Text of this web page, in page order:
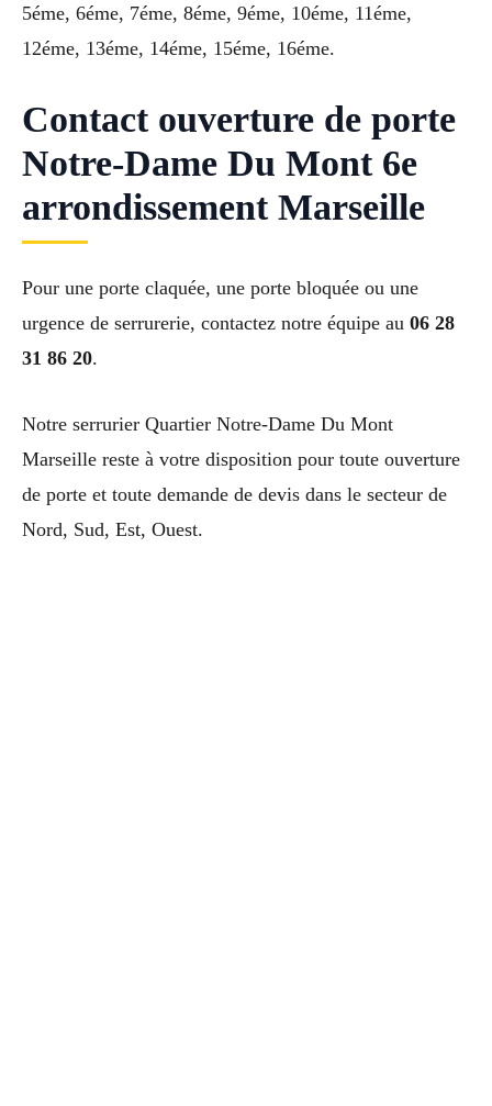
5éme, 6éme, 7éme, 8éme, 9éme, 10éme, 11éme,
12éme, 13éme, 14éme, 15éme, 16éme.
Contact ouverture de porte
Notre-Dame Du Mont 6e
arrondissement Marseille
Pour une porte claquée, une porte bloquée ou une
urgence de serrurerie, contactez notre équipe au 06 28
31 86 20.
Notre serrurier Quartier Notre-Dame Du Mont
Marseille reste à votre disposition pour toute ouverture
de porte et toute demande de devis dans le secteur de
Nord, Sud, Est, Ouest.